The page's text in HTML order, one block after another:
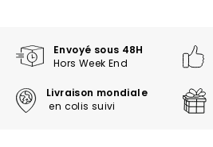
Envoyé sous 48H
Hors Week End
Livraison mondiale
en colis suivi